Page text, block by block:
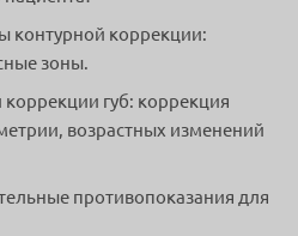
контурной коррекции:
зоны.
губ: коррекция
возрастных изменений
противопоказания для